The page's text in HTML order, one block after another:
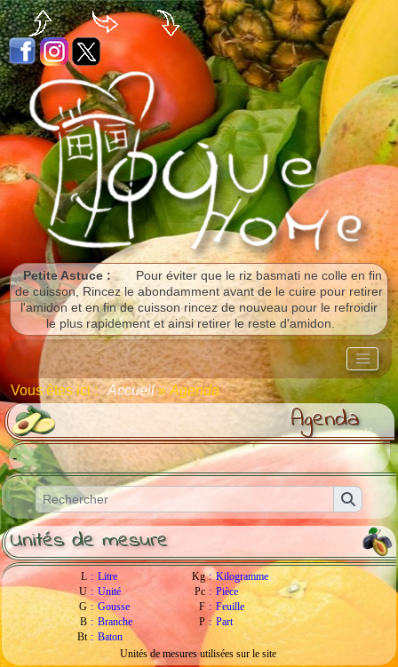
Petite Astuce :
Pour éviter que le riz basmati ne colle en fin
de cuisson, Rincez le abondamment avant de le cuire pour retirer
l'amidon et en fin de cuisson rincez de nouveau pour le refroidir
le plus rapidement et ainsi retirer le reste d'amidon.
Vous êtes ici :Accueil»Agenda
Unités de mesure
L : Litre Kg : Kilogramme
U : Unité Pc : Pièce
G : Gousse F : Feuille
B : Branche P : Part
Bt : Baton
Unités de mesures utilisées sur le site
Agenda
-
Panneau de gestion des cookies